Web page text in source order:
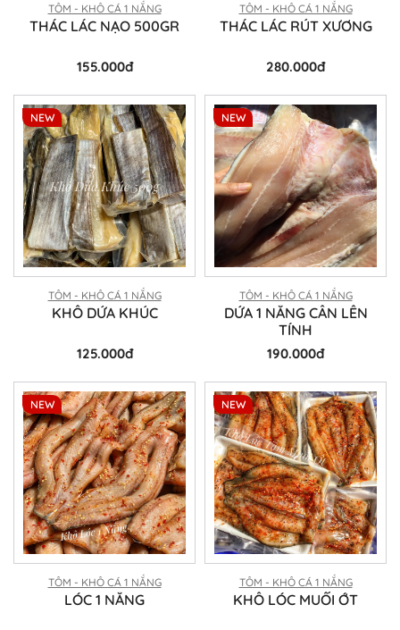
TÔM - KHÔ CÁ 1 NẮNG
THÁC LÁC NẠO 500GR
155.000đ
TÔM - KHÔ CÁ 1 NẮNG
THÁC LÁC RÚT XƯƠNG
280.000đ
TÔM - KHÔ CÁ 1 NẮNG
KHÔ DỨA KHÚC
125.000đ
NEW
TÔM - KHÔ CÁ 1 NẮNG
DỨA 1 NẮNG CÂN LÊN
TÍNH
190.000đ
NEW
TÔM - KHÔ CÁ 1 NẮNG
LÓC 1 NẮNG
NEW
TÔM - KHÔ CÁ 1 NẮNG
KHÔ LÓC MUỐI ỚT
NEW